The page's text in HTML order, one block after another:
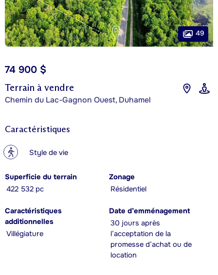
Terrain à vendre
Chemin du Lac-Gagnon Ouest, Duhamel
74 900 $
49
Caractéristiques
? Style de vie
Superficie du terrain
422 532 pc
Zonage
Résidentiel
Caractéristiques
additionnelles
Villégiature
Date d’emménagement
30 jours après
l’acceptation de la
promesse d’achat ou de
location